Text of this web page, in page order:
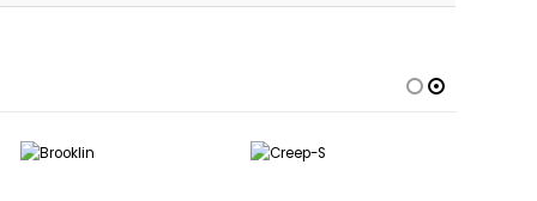
Questo prodotto ha più varianti. Le opzioni possono essere scelte nella pagina del prodotto Questo prodotto ha più varianti. Le opzioni possono essere scelte nella pagina del prodotto